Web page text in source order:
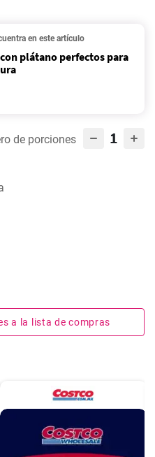
en este artículo
plátano perfectos para
de porciones 1
a la lista de compras